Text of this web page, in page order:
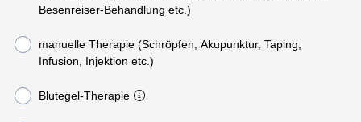
Besenreiser-Behandlung etc.)
manuelle Therapie (Schröpfen, Akupunktur, Taping,
Infusion, Injektion etc.)
Blutegel-Therapie